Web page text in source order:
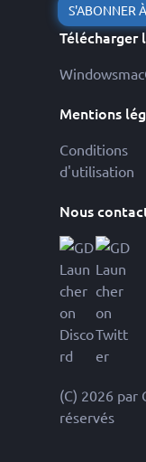
S'ABONNER
Télécharger
Windows
Mentions
Conditions
d'utilisation
Nous
(C) 2026 par
réservés